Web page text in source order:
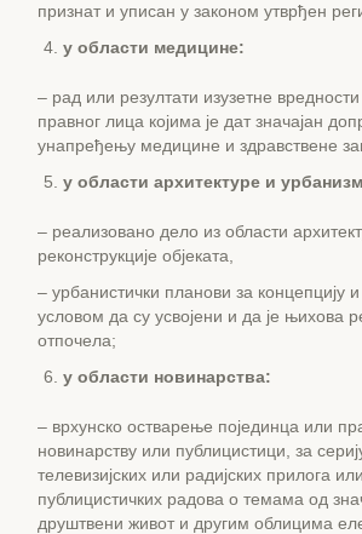
признат и уписан у законом утврђен
у области медицине:
– рад или резултати изузетне
правног лица којима је дат значајан
унапређењу медицине и здравствене
у области архитектуре и
– реализовано дело из области
реконструкције објеката,
– урбанистички планови за концепцију
условом да су усвојени и да је њихова
отпочела;
у области новинарства:
– врхунско остварење појединца или
новинарству или публицистици, за
телевизијских или радијских прилога
публицистичких радова о темама од
друштвени живот и другим облицима